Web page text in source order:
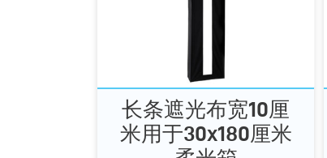
长条遮光布宽10厘
米用于30x180厘米